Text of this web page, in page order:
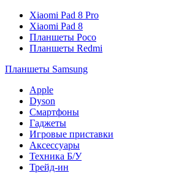
Xiaomi Pad 8 Pro
Xiaomi Pad 8
Планшеты Poco
Планшеты Redmi
Планшеты Samsung
Apple
Dyson
Смартфоны
Гаджеты
Игровые приставки
Аксессуары
Техника Б/У
Трейд-ин